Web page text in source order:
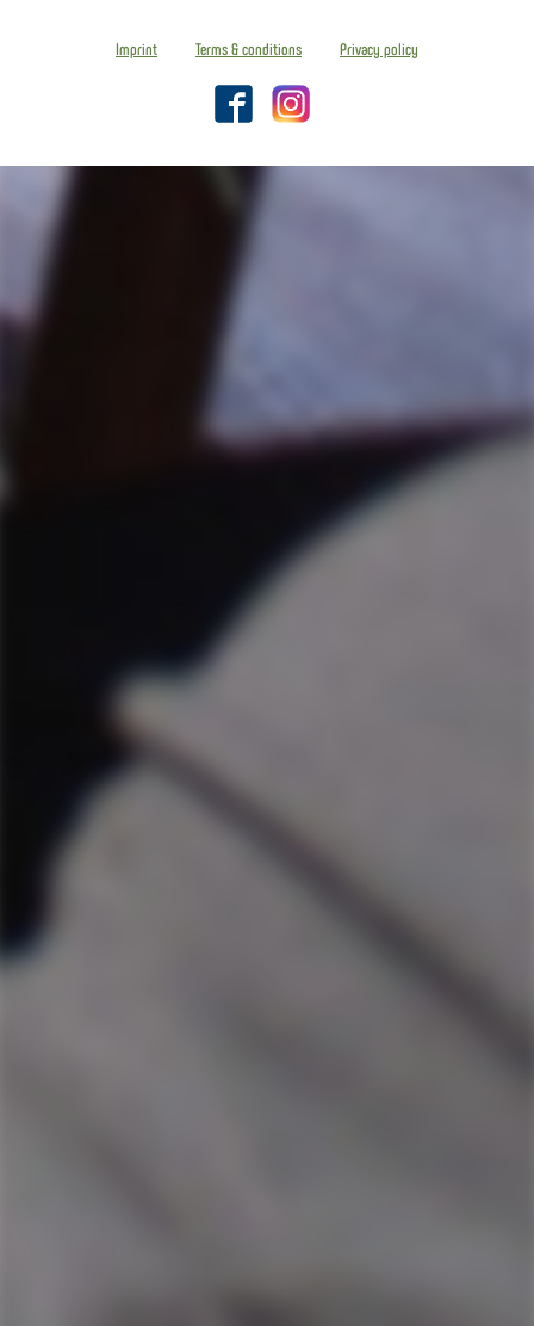
Imprint Terms & conditions Privacy policy
FacebookInstagram